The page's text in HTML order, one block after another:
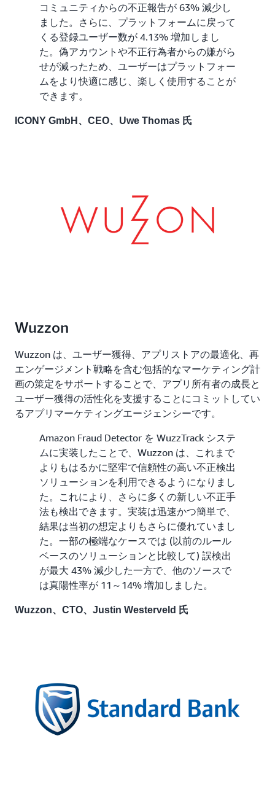
コミュニティからの不正報告が 63% 減少し
ました。さらに、プラットフォームに戻って
くる登録ユーザー数が 4.13% 増加しまし
た。偽アカウントや不正行為者からの嫌がら
せが減ったため、ユーザーはプラットフォー
ムをより快適に感じ、楽しく使用することが
できます。
ICONY GmbH、CEO、Uwe Thomas 氏
Wuzzon
Wuzzon は、ユーザー獲得、アプリストアの最適化、再
エンゲージメント戦略を含む包括的なマーケティング計
画の策定をサポートすることで、アプリ所有者の成長と
ユーザー獲得の活性化を支援することにコミットしてい
るアプリマーケティングエージェンシーです。
Amazon Fraud Detector を WuzzTrack システ
ムに実装したことで、Wuzzon は、これまで
よりもはるかに堅牢で信頼性の高い不正検出
ソリューションを利用できるようになりまし
た。これにより、さらに多くの新しい不正手
法も検出できます。実装は迅速かつ簡単で、
結果は当初の想定よりもさらに優れていまし
た。一部の極端なケースでは (以前のルール
ベースのソリューションと比較して) 誤検出
が最大 43% 減少した一方で、他のソースで
は真陽性率が 11～14% 増加しました。
Wuzzon、CTO、Justin Westerveld 氏